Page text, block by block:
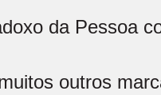
da Pessoa
outros